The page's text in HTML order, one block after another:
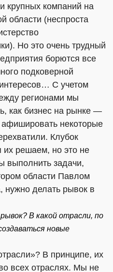
крупных компаний на
области (неспроста
Но это очень трудный
борются все
подковерной
С учетом
регионами мы
как бизнес на рынке —
некоторые
Клубок
их решаем, но это не
выполнить задачи,
области Павлом
нужно делать рывок в
В какой отрасли, по
новые
В принципе, их
всех отраслях. Мы не